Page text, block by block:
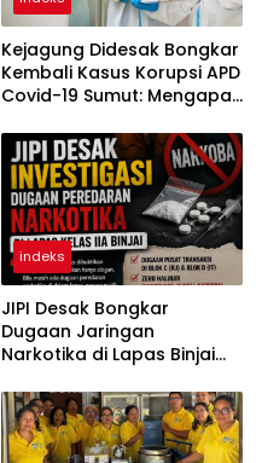
Kejagung Didesak Bongkar
Kembali Kasus Korupsi APD
Covid-19 Sumut: Mengapa
Kini Tak Tersentuh?
indeks
JIPI Desak Bongkar
Dugaan Jaringan
Narkotika di Lapas Binjai
Warga Binaan